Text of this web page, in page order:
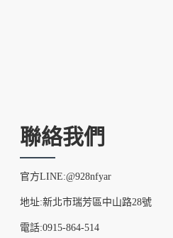
聯絡我們
官方LINE:@928nfyar
地址:新北市瑞芳區中山路28號
電話:0915-864-514